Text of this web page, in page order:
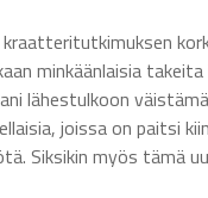
kraatteritutkimuksen
minkäänlaisia
lähestulkoon
joissa on paitsi
Siksikin myös tämä